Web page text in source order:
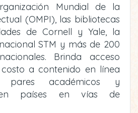
Mundial de la
(OMPI), las bibliotecas
de Cornell y Yale, la
STM y más de 200
Brinda acceso
a contenido en línea
pares académicos y
en países en vías de